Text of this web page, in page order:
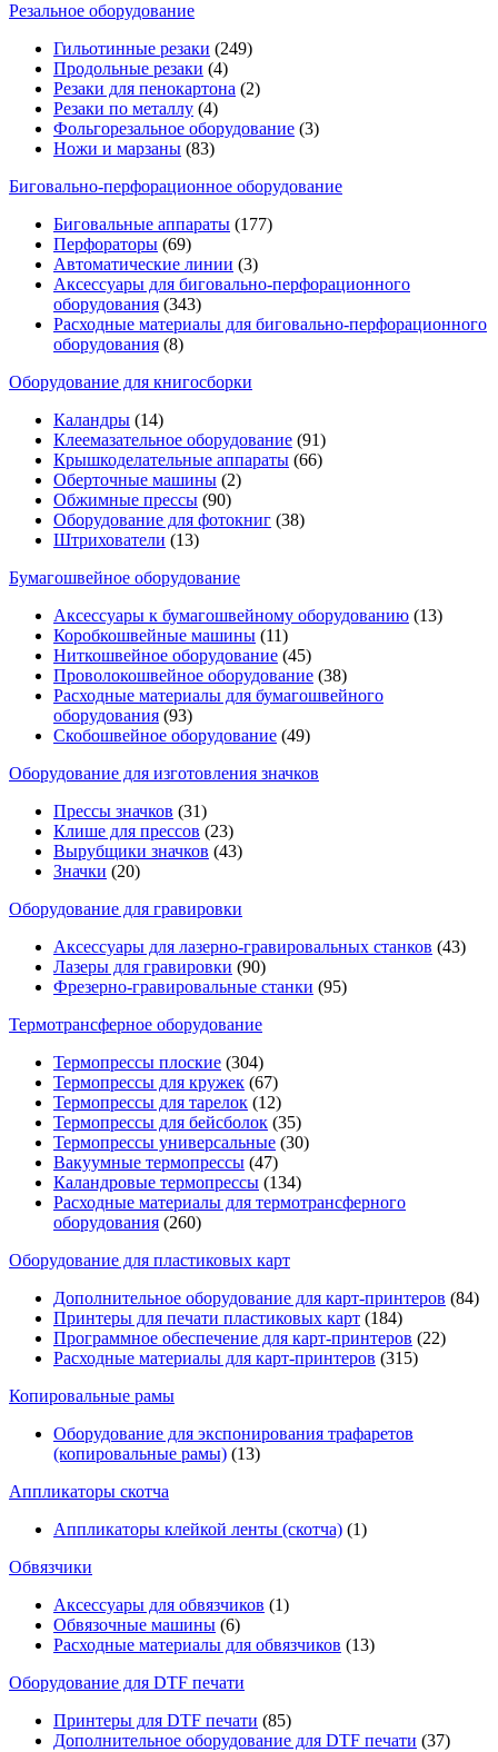
Резальное оборудование
Гильотинные резаки (249)
Продольные резаки (4)
Резаки для пенокартона (2)
Резаки по металлу (4)
Фольгорезальное оборудование (3)
Ножи и марзаны (83)
Биговально-перфорационное оборудование
Биговальные аппараты (177)
Перфораторы (69)
Автоматические линии (3)
Аксессуары для биговально-перфорационного
оборудования (343)
Расходные материалы для биговально-перфорационного
оборудования (8)
Оборудование для книгосборки
Каландры (14)
Клеемазательное оборудование (91)
Крышкоделательные аппараты (66)
Оберточные машины (2)
Обжимные прессы (90)
Оборудование для фотокниг (38)
Штрихователи (13)
Бумагошвейное оборудование
Аксессуары к бумагошвейному оборудованию (13)
Коробкошвейные машины (11)
Ниткошвейное оборудование (45)
Проволокошвейное оборудование (38)
Расходные материалы для бумагошвейного
оборудования (93)
Скобошвейное оборудование (49)
Оборудование для изготовления значков
Прессы значков (31)
Клише для прессов (23)
Вырубщики значков (43)
Значки (20)
Оборудование для гравировки
Аксессуары для лазерно-гравировальных станков (43)
Лазеры для гравировки (90)
Фрезерно-гравировальные станки (95)
Термотрансферное оборудование
Термопрессы плоские (304)
Термопрессы для кружек (67)
Термопрессы для тарелок (12)
Термопрессы для бейсболок (35)
Термопрессы универсальные (30)
Вакуумные термопрессы (47)
Каландровые термопрессы (134)
Расходные материалы для термотрансферного
оборудования (260)
Оборудование для пластиковых карт
Дополнительное оборудование для карт-принтеров (84)
Принтеры для печати пластиковых карт (184)
Программное обеспечение для карт-принтеров (22)
Расходные материалы для карт-принтеров (315)
Копировальные рамы
Оборудование для экспонирования трафаретов
(копировальные рамы) (13)
Аппликаторы скотча
Аппликаторы клейкой ленты (скотча) (1)
Обвязчики
Аксессуары для обвязчиков (1)
Обвязочные машины (6)
Расходные материалы для обвязчиков (13)
Оборудование для DTF печати
Принтеры для DTF печати (85)
Дополнительное оборудование для DTF печати (37)